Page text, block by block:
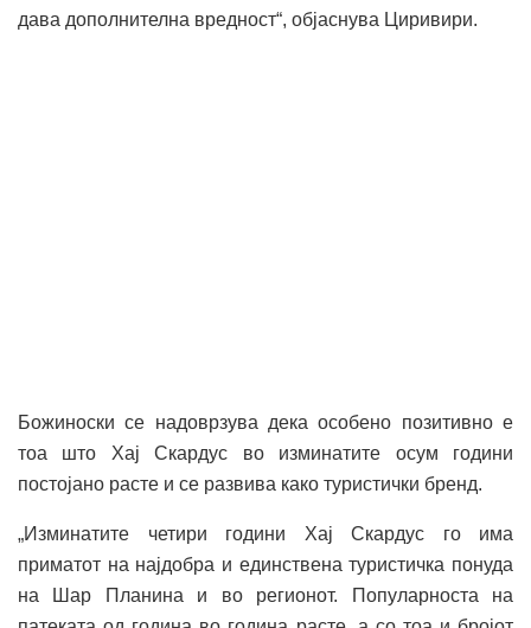
дава дополнителна вредност“, објаснува Циривири.
Божиноски се надоврзува дека особено позитивно е
тоа што Хај Скардус во изминатите осум години
постојано расте и се развива како туристички бренд.
„Изминатите четири години Хај Скардус го има
приматот на најдобра и единствена туристичка понуда
на Шар Планина и во регионот. Популарноста на